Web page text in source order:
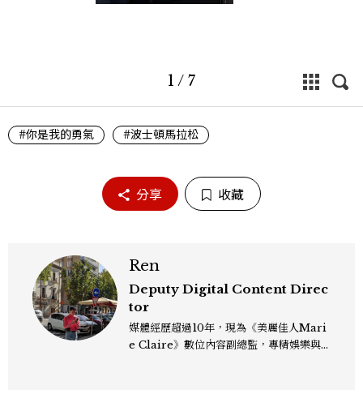
1 / 7
#你是我的勇氣 #波士頓馬拉松
分享 收藏
Ren
Deputy Digital Content Direc
tor
媒體經歷超過10年，現為《美麗佳人Mari
e Claire》數位內容副總監，專精娛樂與